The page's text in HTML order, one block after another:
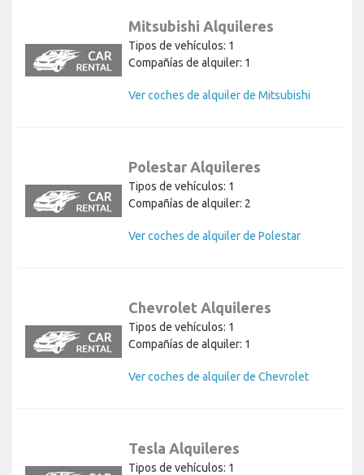
Mitsubishi Alquileres
Tipos de vehículos: 1
Compañías de alquiler: 1
Ver coches de alquiler de Mitsubishi
Polestar Alquileres
Tipos de vehículos: 1
Compañías de alquiler: 2
Ver coches de alquiler de Polestar
Chevrolet Alquileres
Tipos de vehículos: 1
Compañías de alquiler: 1
Ver coches de alquiler de Chevrolet
Tesla Alquileres
Tipos de vehículos: 1